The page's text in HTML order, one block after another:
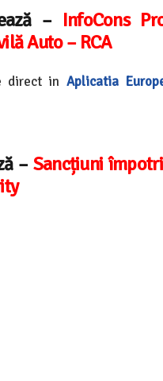
– InfoCons
Auto – RCA
direct in Aplicatia
– Sancțiuni